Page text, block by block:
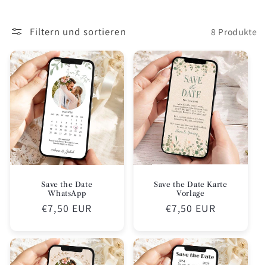
Filtern und sortieren 8 Produkte
Save the Date
WhatsApp
Normaler
€7,50 EUR
Save the Date Karte
Vorlage
Normaler
€7,50 EUR